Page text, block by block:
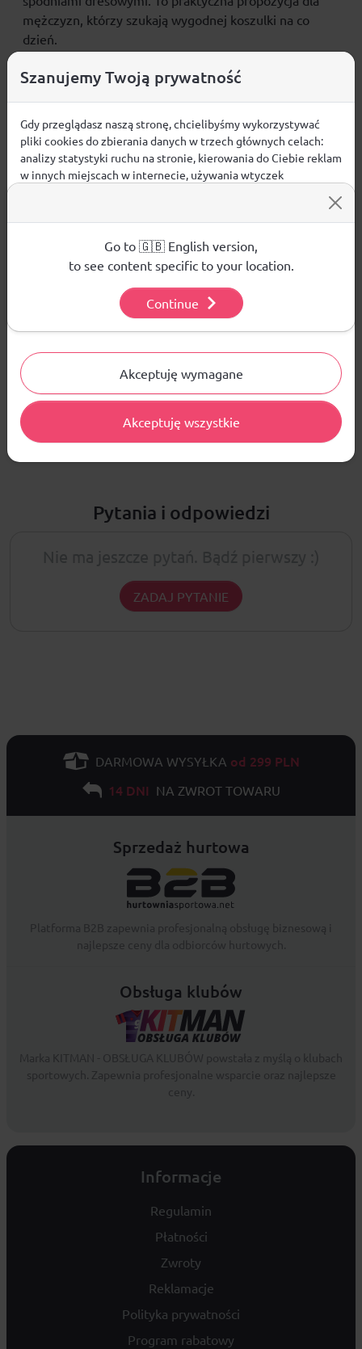
mężczyzn, którzy szukają wygodnej koszulki na co
dzień.
CECHY PRODUKTU
grubsza, bawełniana dzianinazapewnia trwałość i
komfort codziennego noszenia
krój regularwygodnie dopasowuje się do sylwetki
okrągły dekoltnadaje koszulce klasyczne
wykończenie
sylwetce
bez kieszeni – prosty i uniwersalny fason
materiał główny:bawełna 100%
ŚREDNIA OCENA:
Nie ma jeszcze żadnej recenzji produktu
Pytania i odpowiedzi
ZADAJ PYTANIE
DARMOWA WYSYŁKA od 299 PLN
14 DNI NA ZWROT TOWARU
Sprzedaż hurtowa
Obsługa klubów
Informacje
Regulamin
Płatności
Zwroty
Reklamacje
Polityka prywatności
Program rabatowy
Szanujemy Twoją prywatność
Gdy przeglądasz naszą stronę, chcielibyśmy wykorzystywać
pliki cookies do zbierania danych w trzech głównych celach:
analizy statystyki ruchu na stronie, kierowania do Ciebie reklam
w innych miejscach w internecie, używania wtyczek
używanych plików cookies.
Aby dowiedzieć się więcej o plikach cookie i tym, jak
wykorzystujemy Twoje dane, odwiedź naszą Polityką
Akceptuję wymagane
Akceptuję wszystkie
Go to 🇬🇧 English version,
to see content specific to your location.
Continue